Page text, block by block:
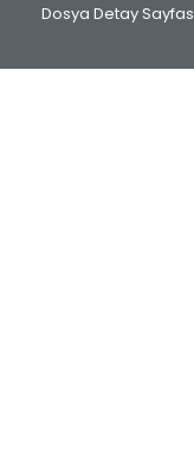
3.SINIF
4.SINIF
Dosya Detay